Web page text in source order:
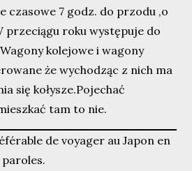
czasowe 7 godz. do przodu ,o
przeciągu roku występuje do
kolejowe i wagony
że wychodząc z nich ma
się kołysze.Pojechać
tam to nie.
de voyager au Japon en